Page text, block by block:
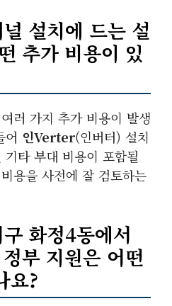
설치에 드는 설
추가 비용이 있
러 가지 추가 비용이 발생
어 인verter(인버터) 설치
타 부대 비용이 포함될
용을 사전에 잘 검토하는
화정4동에서
정부 지원은 어떤
요?